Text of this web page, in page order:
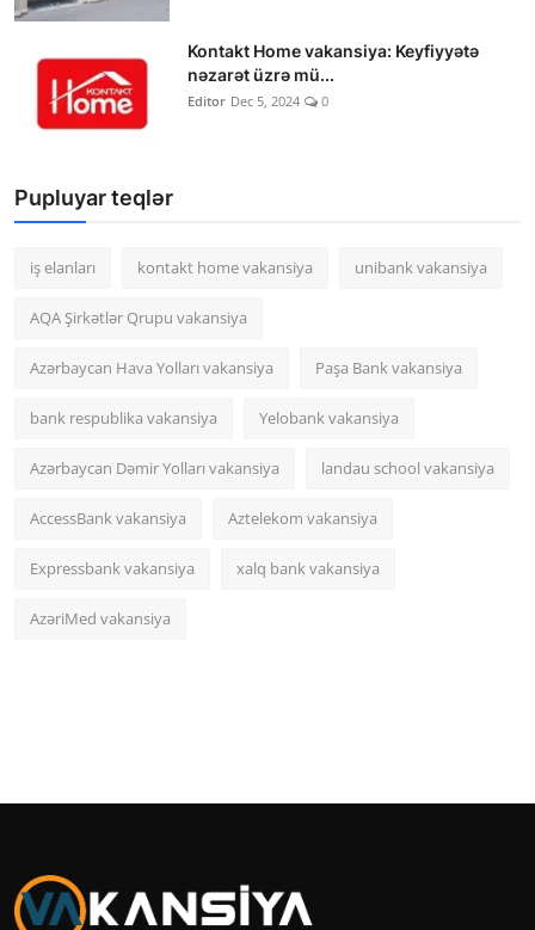
Kontakt Home vakansiya: Keyfiyyətə
nəzarət üzrə mü...
Editor Dec 5, 2024 0
Pupluyar teqlər
iş elanları kontakt home vakansiya unibank vakansiya
AQA Şirkətlər Qrupu vakansiya
Azərbaycan Hava Yolları vakansiya Paşa Bank vakansiya
bank respublika vakansiya Yelobank vakansiya
Azərbaycan Dəmir Yolları vakansiya landau school vakansiya
AccessBank vakansiya Aztelekom vakansiya
Expressbank vakansiya xalq bank vakansiya
AzəriMed vakansiya